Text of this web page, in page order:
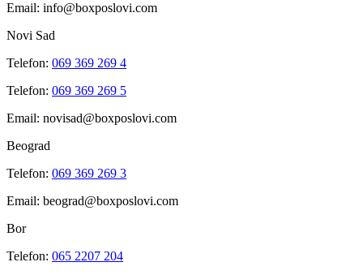
Email: info@boxposlovi.com
Novi Sad
Telefon: 069 369 269 4
Telefon: 069 369 269 5
Email: novisad@boxposlovi.com
Beograd
Telefon: 069 369 269 3
Email: beograd@boxposlovi.com
Bor
Telefon: 065 2207 204